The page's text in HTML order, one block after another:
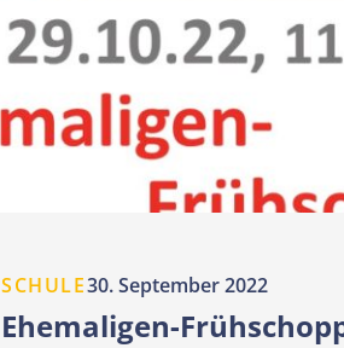
SCHULE30. September 2022
Ehemaligen-